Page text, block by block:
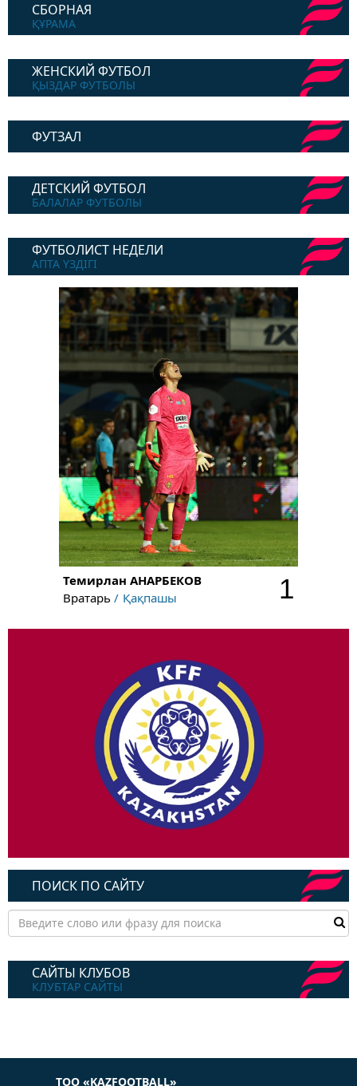
СБОРНАЯ
ҚҰРАМА
ЖЕНСКИЙ ФУТБОЛ
ҚЫЗДАР ФУТБОЛЫ
ФУТЗАЛ
ДЕТСКИЙ ФУТБОЛ
БАЛАЛАР ФУТБОЛЫ
ФУТБОЛИСТ НЕДЕЛИ
АПТА ҮЗДІГІ
Темирлан АНАРБЕКОВ
Вратарь
Қақпашы 1
ПОИСК ПО САЙТУ
САЙТЫ КЛУБОВ
КЛУБТАР САЙТЫ
ТОО «KAZFOOTBALL»